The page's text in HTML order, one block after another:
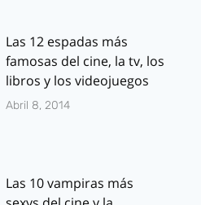
Las 12 espadas más
famosas del cine, la tv, los
libros y los videojuegos
Abril 8, 2014
Las 10 vampiras más